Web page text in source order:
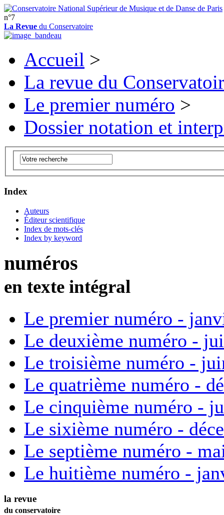
n°7
La Revue du Conservatoire
Accueil >
La revue du
Le premier numéro >
Dossier notation et
Index
Auteurs
Éditeur scientifique
Index de mots-clés
Index by keyword
numéros
en texte intégral
Le premier numéro -
Le deuxième numéro -
Le troisième numéro -
Le quatrième numéro -
Le cinquième numéro -
Le sixième numéro -
Le septième numéro -
Le huitième numéro -
la revue
du conservatoire